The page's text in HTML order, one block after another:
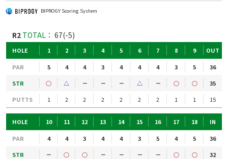
BIPROGY Scoring System
R2 TOTAL： 67(-5)
HOLE 1 2 3 4 5 6 7 8 9 OUT
PAR 5 4 4 3 4 4 4 3 5
36
STR
○ △ － － － △ － ○ ○
35
PUTTS
1 2 2 2 2 2 2 1 1 15
HOLE 10 11 12 13 14 15 16 17 18 IN
PAR 4 4 3 4 4 3 5 4 5
36
STR
－ ○ ○ － － － － ○ ○
32